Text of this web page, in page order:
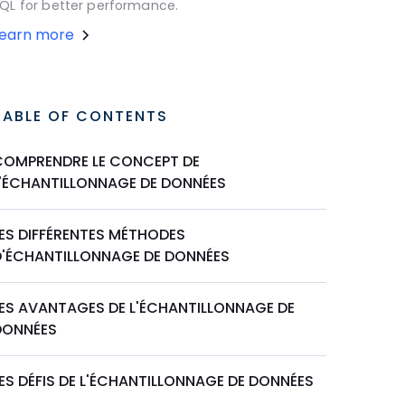
for better performance.
more
OF CONTENTS
LE CONCEPT DE
DE DONNÉES
DIFFÉRENTES MÉTHODES
DE DONNÉES
AVANTAGES DE L'ÉCHANTILLONNAGE DE
DÉFIS DE L'ÉCHANTILLONNAGE DE DONNÉES